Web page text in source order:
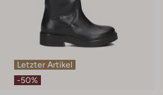
Letzter Artikel
-50%